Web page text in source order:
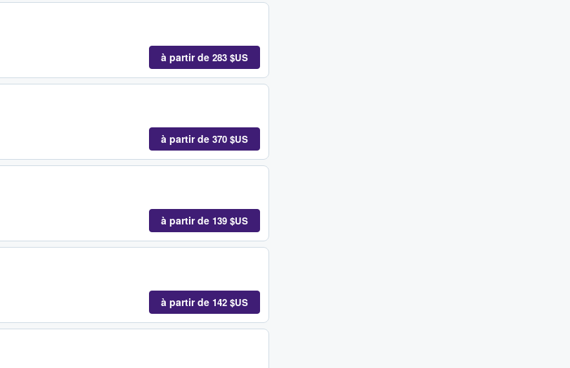
à partir de 283 $US
à partir de 370 $US
à partir de 139 $US
à partir de 142 $US